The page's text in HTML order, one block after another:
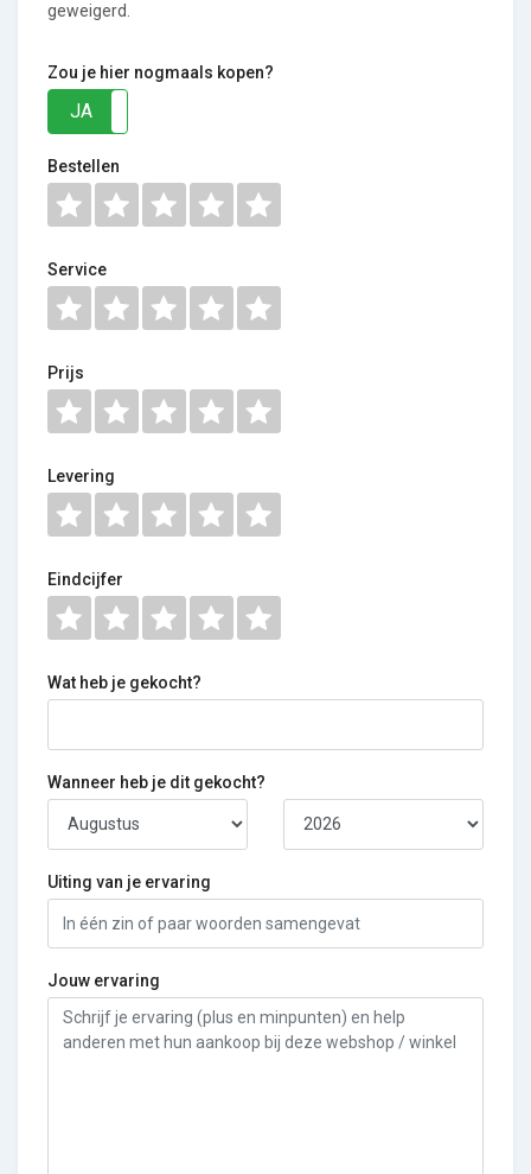
geweigerd.
Zou je hier nogmaals kopen?
JA
Bestellen
Service
Prijs
Levering
Eindcijfer
Wat heb je gekocht?
Wanneer heb je dit gekocht?
Uiting van je ervaring
Jouw ervaring